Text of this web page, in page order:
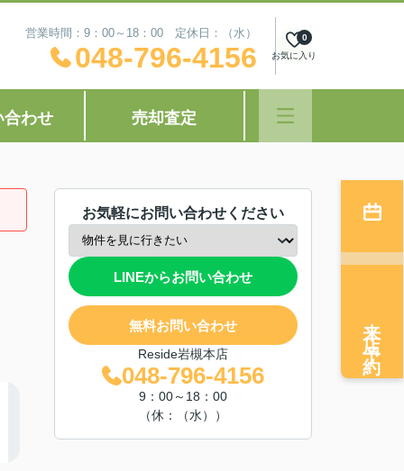
営業時間：9：00～18：00 定休日：（水）
048-796-4156 お気に入り
0
合わせ 売却査定
お気軽にお問い合わせください
LINEからお問い合わせ
無料お問い合わせ
Reside岩槻本店
048-796-4156
9：00～18：00
（休：（水））
来店予約